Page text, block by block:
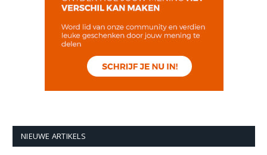
NIEUWE ARTIKELS